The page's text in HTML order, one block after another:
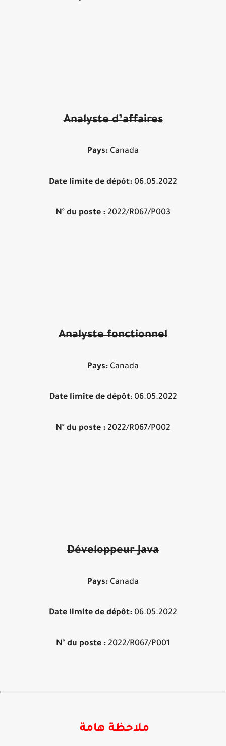
Analyste d’affaires
Pays:Canada
Date limite de dépôt:06.05.2022
N° du poste :2022/R067/P003
Analyste fonctionnel
Pays:Canada
Date limite de dépôt: 06.05.2022
N° du poste :2022/R067/P002
Développeur Java
Pays:Canada
Date limite de dépôt:06.05.2022
N° du poste :2022/R067/P001
ملاحظة هامة